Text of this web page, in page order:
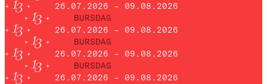
26.07.2026 – 09.08.2026
BURSDAG
26.07.2026 – 09.08.2026
BURSDAG
26.07.2026 – 09.08.2026
BURSDAG
26.07.2026 – 09.08.2026